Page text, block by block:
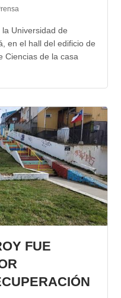
Universidad de
en el hall del edificio de
Ciencias de la casa
FUE